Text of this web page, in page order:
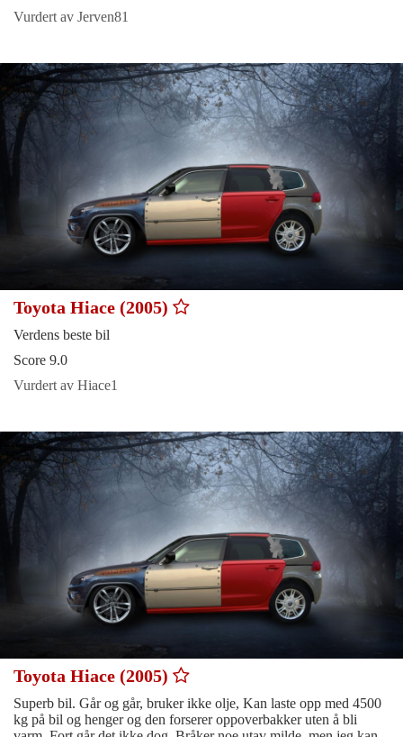
Vurdert av Jerven81
Toyota Hiace (2005)
Verdens beste bil
Score 9.0
Vurdert av Hiace1
Toyota Hiace (2005)
Superb bil. Går og går, bruker ikke olje, Kan laste opp med 4500
kg på bil og henger og den forserer oppoverbakker uten å bli